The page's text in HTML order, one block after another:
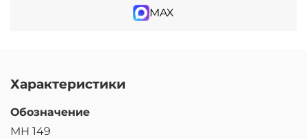
MAX
Характеристики
Обозначение
МН 149